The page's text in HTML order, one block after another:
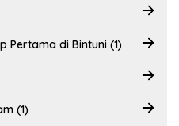
Pertama di Bintuni (1)
(1)